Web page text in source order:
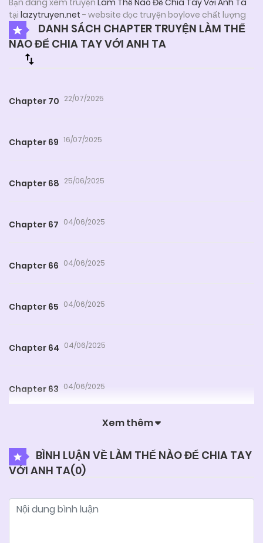
tại lazytruyen.net - website đọc truyện boylove chất lượng
DANH SÁCH CHAPTER TRUYỆN LÀM THẾ
NÀO ĐỂ CHIA TAY VỚI ANH TA
Chapter 70 22/07/2025
Chapter 69 16/07/2025
Chapter 68 25/06/2025
Chapter 67 04/06/2025
Chapter 66 04/06/2025
Chapter 65 04/06/2025
Chapter 64 04/06/2025
Chapter 63 04/06/2025
04/06/2025
Chapter 61 04/06/2025
Chapter 60 04/06/2025
Xem thêm
BÌNH LUẬN VỀ LÀM THẾ NÀO ĐỂ CHIA TAY
VỚI ANH TA(0)